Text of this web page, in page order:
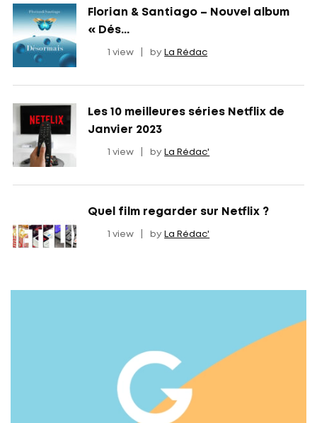
Florian & Santiago – Nouvel album
« Dés...
1 view by La Rédac
Les 10 meilleures séries Netflix de
Janvier 2023
1 view by La Rédac'
Quel film regarder sur Netflix ?
1 view by La Rédac'